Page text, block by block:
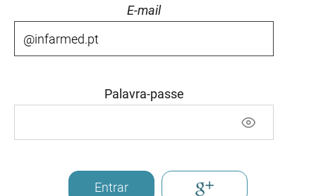
E-mail
Palavra-passe
Entrar